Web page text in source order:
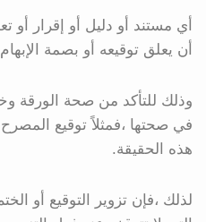
أي مستند أو دليل أو إقرار
أن يعلق توقيعه أو بصمة
وذلك للتأكد من صحة الورقة
في صحتها ،فمثلاً توقيع
هذه الحقيقة.
لذلك ،فإن تزوير التوقيع أو